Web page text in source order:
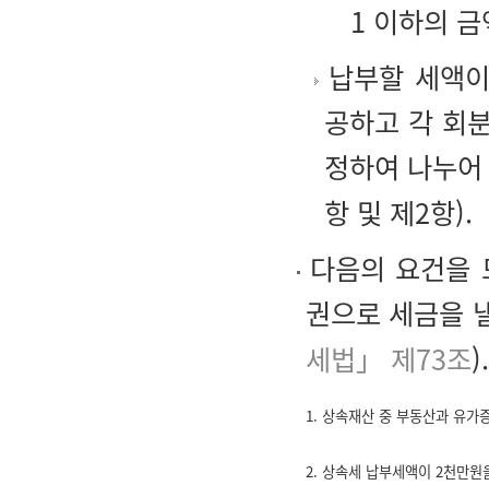
1 이하의 금
납부할 세액
공하고 각 회
정하여 나누
항 및 제2항).
다음의 요건을
권으로 세금을
세법」 제73조).
1. 상속재산 중 부동산과 유가
2. 상속세 납부세액이 2천만원